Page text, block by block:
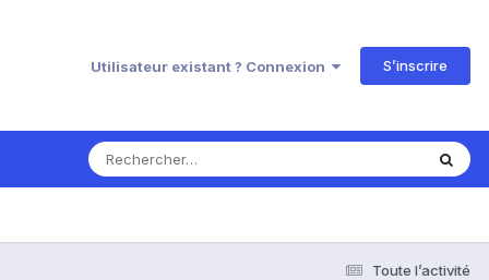
Utilisateur existant ? Connexion S’inscrire
Toute l’activité